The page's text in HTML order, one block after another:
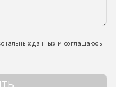
данных и соглашаюсь